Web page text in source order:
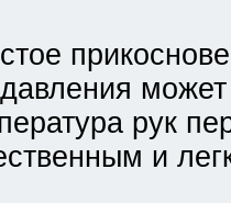
рук
и